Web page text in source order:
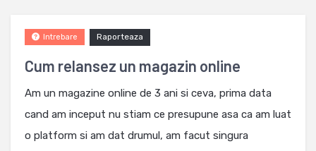
Cum relansez un magazin online
Raporteaza
Intrebare
Am un magazine online de 3 ani si ceva, prima data
cand am inceput nu stiam ce presupune asa ca am luat
o platform si am dat drumul, am facut singura